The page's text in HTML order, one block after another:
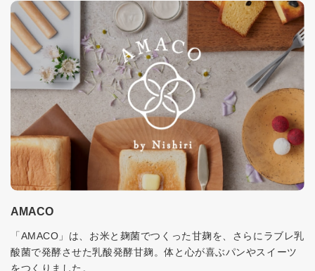
AMACO
「AMACO」は、お米と麹菌でつくった甘麹を、さらにラブレ乳
酸菌で発酵させた乳酸発酵甘麹。体と心が喜ぶパンやスイーツ
をつくりました。